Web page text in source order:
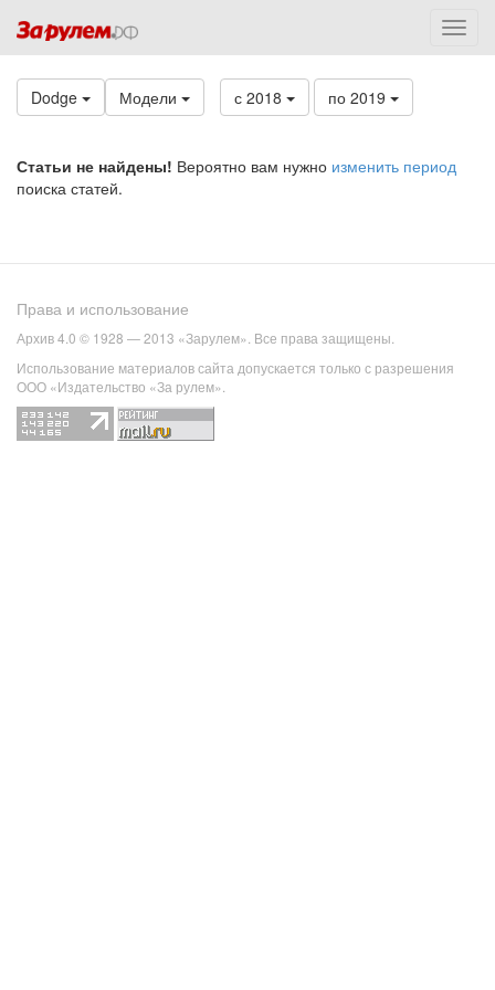
Dodge Модели с 2018 по 2019
Статьи не найдены! Вероятно вам нужно изменить период
поиска статей.
Права и использование
Архив 4.0 © 1928 — 2013 «Зарулем». Все права защищены.
Использование материалов сайта допускается только с разрешения
ООО «Издательство «За рулем».